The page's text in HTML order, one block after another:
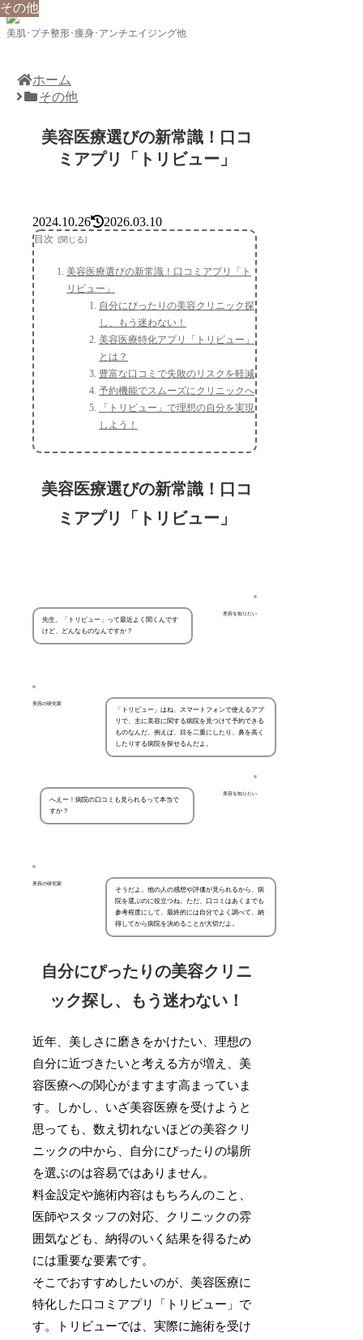
美肌･プチ整形･痩身･アンチエイジング他
ホーム
その他
美容医療選びの新常識！口コ
ミアプリ「トリビュー」
その他
2024.10.26 2026.03.10
目次
美容医療選びの新常識！口コミアプリ「ト
リビュー」
自分にぴったりの美容クリニック探
し、もう迷わない！
美容医療特化アプリ「トリビュー」
とは？
豊富な口コミで失敗のリスクを軽減
予約機能でスムーズにクリニックへ
「トリビュー」で理想の自分を実現
しよう！
美容医療選びの新常識！口コ
ミアプリ「トリビュー」
美容を知りたい
先生、「トリビュー」って最近よく聞くんです
けど、どんなものなんですか？
美容の研究家
「トリビュー」はね、スマートフォンで使えるアプ
リで、主に美容に関する病院を見つけて予約できる
ものなんだ。例えば、目を二重にしたり、鼻を高く
したりする病院を探せるんだよ。
美容を知りたい
へえー！病院の口コミも見られるって本当で
すか？
美容の研究家
そうだよ。他の人の感想や評価が見られるから、病
院を選ぶのに役立つね。ただ、口コミはあくまでも
参考程度にして、最終的には自分でよく調べて、納
得してから病院を決めることが大切だよ。
自分にぴったりの美容クリニ
ック探し、もう迷わない！
近年、美しさに磨きをかけたい、理想の
自分に近づきたいと考える方が増え、美
容医療への関心がますます高まっていま
す。しかし、いざ美容医療を受けようと
思っても、数え切れないほどの美容クリ
ニックの中から、自分にぴったりの場所
を選ぶのは容易ではありません。
料金設定や施術内容はもちろんのこと、
医師やスタッフの対応、クリニックの雰
囲気なども、納得のいく結果を得るため
には重要な要素です。
そこでおすすめしたいのが、美容医療に
特化した口コミアプリ「トリビュー」で
す。トリビューでは、実際に施術を受け
その他
その他